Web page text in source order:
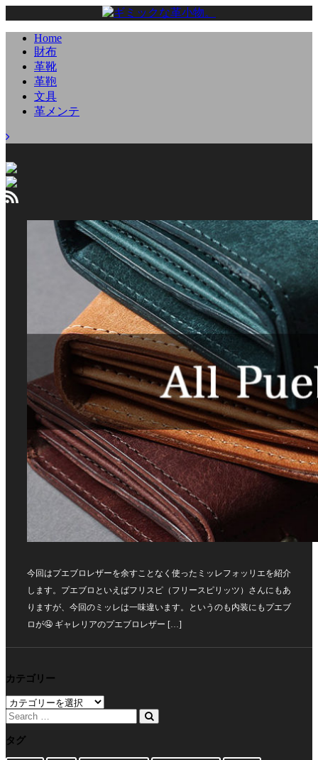
Home
財布
革靴
革鞄
文具
革メンテ
今回はプエブロレザーを余すことなく使ったミッレフォッリエを紹介
します。プエブロといえばフリスピ（フリースピリッツ）さんにもあ
りますが、今回のミッレは一味違います。というのも内装にもプエブ
ロが🤤 ギャレリアのプエブロレザー […]
カテゴリー
カ
テ
ゴ
リ
タグ